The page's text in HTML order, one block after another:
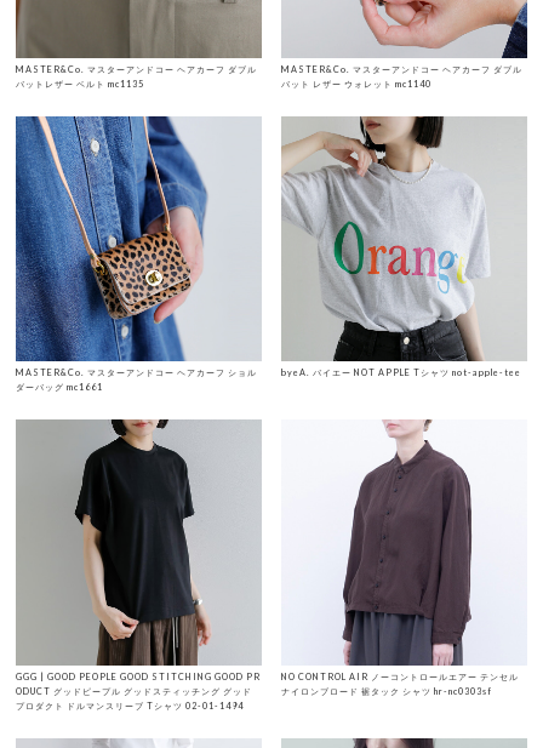
MASTER&Co. マスターアンドコー ヘアカーフ ダブル
バットレザー ベルト mc1135
MASTER&Co. マスターアンドコー ヘアカーフ ダブル
バット レザー ウォレット mc1140
MASTER&Co. マスターアンドコー ヘアカーフ ショル
ダーバッグ mc1661
byeA. バイエー NOT APPLE Tシャツ not-apple-tee
GGG | GOOD PEOPLE GOOD STITCHING GOOD PR
ODUCT グッドピープル グッドスティッチング グッド
プロダクト ドルマンスリーブ Tシャツ 02-01-1494
NO CONTROL AIR ノーコントロールエアー テンセル
ナイロンブロード 裾タック シャツ hr-nc0303sf